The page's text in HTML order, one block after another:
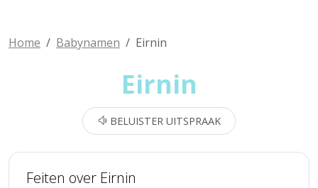
Home Babynamen Eirnin
Eirnin
BELUISTER UITSPRAAK
Feiten over Eirnin